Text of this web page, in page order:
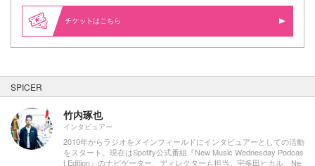
はこちら
SPICER
竹内琢也
インタビュアー
2010年からラジオをメインフィールドにインタビュアーとしての活動
をスタート。現在はSpotify公式番組『New Music Wednesday Podcas
t Edition』のナビゲーター、ディレクターも担当。宇多田ヒカル、Ne